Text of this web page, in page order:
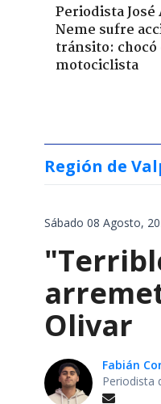
Periodista
Neme sufre
tránsito: chocó
motociclista
Región de
Sábado 08 Agosto,
Olivar
Fabián
Periodista